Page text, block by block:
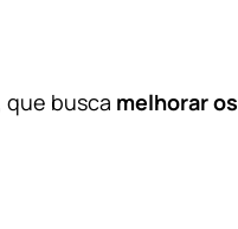
que busca melhorar os